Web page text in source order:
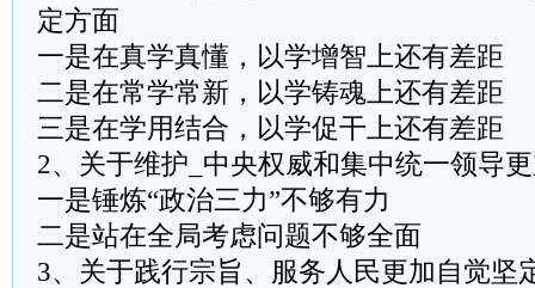
定方面
一是在真学真懂，以学增智上还有差距
二是在常学常新，以学铸魂上还有差距
三是在学用结合，以学促干上还有差距
2、关于维护_中央权威和集中统一领导
一是锤炼“政治三力”不够有力
二是站在全局考虑问题不够全面
3、关于践行宗旨、服务人民更加自觉坚